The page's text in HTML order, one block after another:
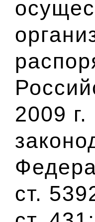
2009
ст.